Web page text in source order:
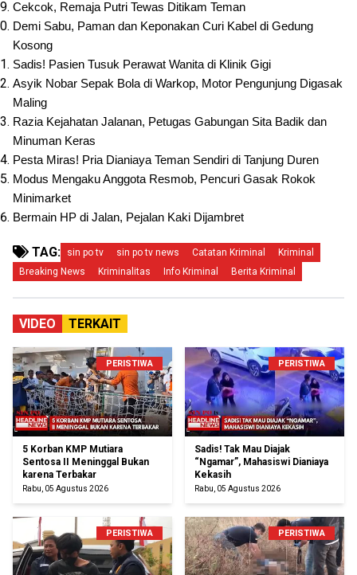
Cekcok, Remaja Putri Tewas Ditikam Teman
Demi Sabu, Paman dan Keponakan Curi Kabel di Gedung
Kosong
Sadis! Pasien Tusuk Perawat Wanita di Klinik Gigi
Asyik Nobar Sepak Bola di Warkop, Motor Pengunjung Digasak
Maling
Razia Kejahatan Jalanan, Petugas Gabungan Sita Badik dan
Minuman Keras
Pesta Miras! Pria Dianiaya Teman Sendiri di Tanjung Duren
Modus Mengaku Anggota Resmob, Pencuri Gasak Rokok
Minimarket
Bermain HP di Jalan, Pejalan Kaki Dijambret
TAG: sin po tv sin po tv news Catatan Kriminal
Kriminal
Breaking News
Kriminalitas Info Kriminal Berita Kriminal
VIDEO TERKAIT
PERISTIWA
5 Korban KMP Mutiara
Sentosa II Meninggal Bukan
karena Terbakar
Rabu, 05 Agustus 2026
PERISTIWA
Sadis! Tak Mau Diajak
“Ngamar”, Mahasiswi Dianiaya
Kekasih
Rabu, 05 Agustus 2026
PERISTIWA PERISTIWA